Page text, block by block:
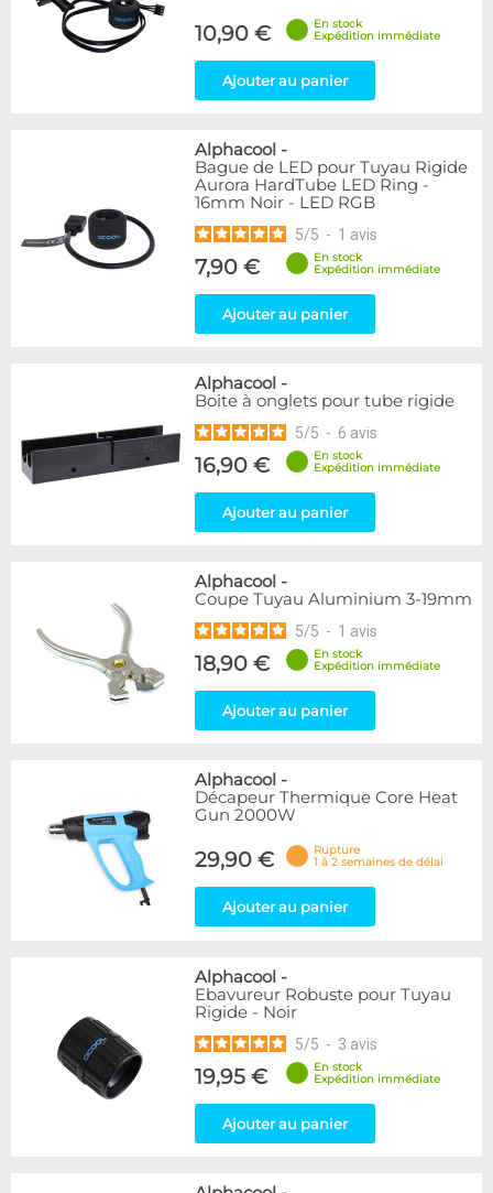
10,90 €
En stock
Expédition immédiate
Ajouter au panier
Alphacool -
Bague de LED pour Tuyau Rigide
Aurora HardTube LED Ring -
16mm Noir - LED RGB
5/5 - 1 avis
7,90 €
En stock
Expédition immédiate
Ajouter au panier
Alphacool -
Boite à onglets pour tube rigide
5/5 - 6 avis
16,90 €
En stock
Expédition immédiate
Ajouter au panier
Alphacool -
Coupe Tuyau Aluminium 3-19mm
5/5 - 1 avis
18,90 €
En stock
Expédition immédiate
Ajouter au panier
Alphacool -
Décapeur Thermique Core Heat
Gun 2000W
29,90 €
Rupture
1 à 2 semaines de délai
Ajouter au panier
Alphacool -
Ebavureur Robuste pour Tuyau
Rigide - Noir
5/5 - 3 avis
19,95 €
En stock
Expédition immédiate
Ajouter au panier